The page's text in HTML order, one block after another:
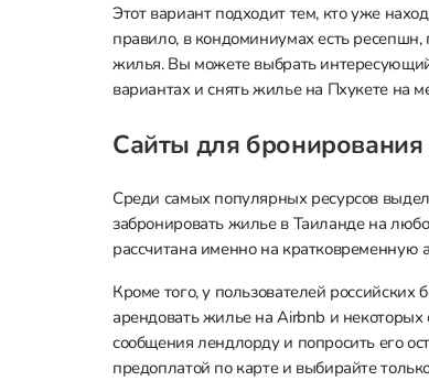
Этот вариант подходит тем, кто уже
правило, в кондоминиумах есть
жилья. Вы можете выбрать
вариантах и снять жилье на Пхукете на
Сайты для
Среди самых популярных ресурсов
забронировать жилье в Таиланде на
рассчитана именно на кратковременную
Кроме того, у пользователей
арендовать жилье на Airbnb и
сообщения лендлорду и попросить его
предоплатой по карте и выбирайте